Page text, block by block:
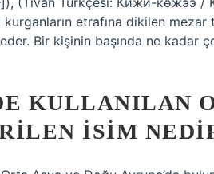
kurganların etrafına dikilen
Bir kişinin başında ne kadar
KULLANILAN
ISIM